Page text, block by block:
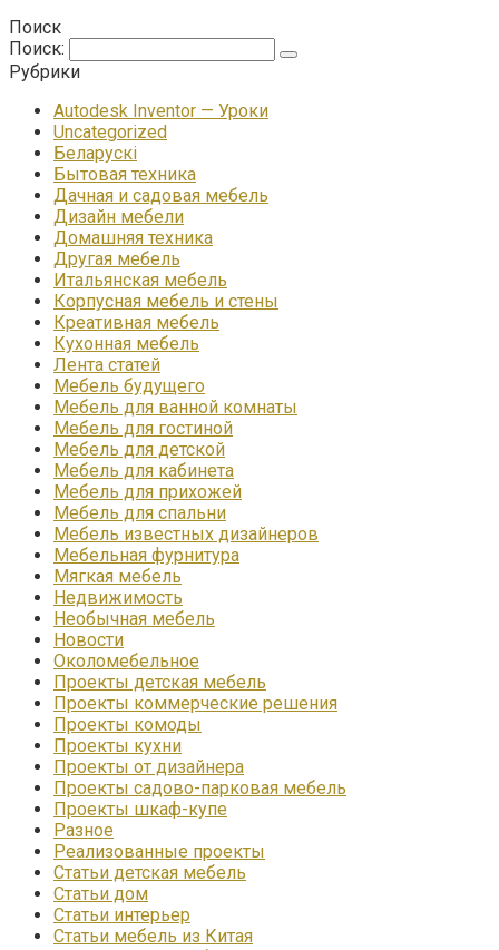
Поиск
Поиск:
Рубрики
Autodesk Inventor — Уроки
Uncategorized
Беларускі
Бытовая техника
Дачная и садовая мебель
Дизайн мебели
Домашняя техника
Другая мебель
Итальянская мебель
Корпусная мебель и стены
Креативная мебель
Кухонная мебель
Лента статей
Мебель будущего
Мебель для ванной комнаты
Мебель для гостиной
Мебель для детской
Мебель для кабинета
Мебель для прихожей
Мебель для спальни
Мебель известных дизайнеров
Мебельная фурнитура
Мягкая мебель
Недвижимость
Необычная мебель
Новости
Околомебельное
Проекты детская мебель
Проекты коммерческие решения
Проекты комоды
Проекты кухни
Проекты от дизайнера
Проекты садово-парковая мебель
Проекты шкаф-купе
Разное
Реализованные проекты
Статьи детская мебель
Статьи дом
Статьи интерьер
Статьи мебель из Китая